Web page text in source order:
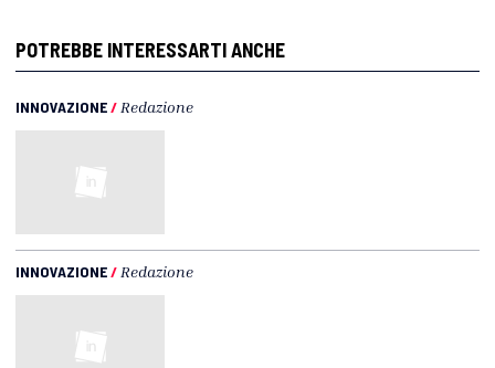
POTREBBE INTERESSARTI ANCHE
INNOVAZIONE/ Redazione
INNOVAZIONE/ Redazione